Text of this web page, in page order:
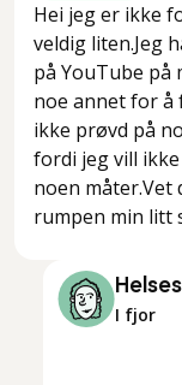
Hei jeg er ikke
veldig liten.Jeg
på YouTube på
noe annet for å
ikke prøvd på
fordi jeg vill
noen måter.Vet
rumpen min litt
I fjor